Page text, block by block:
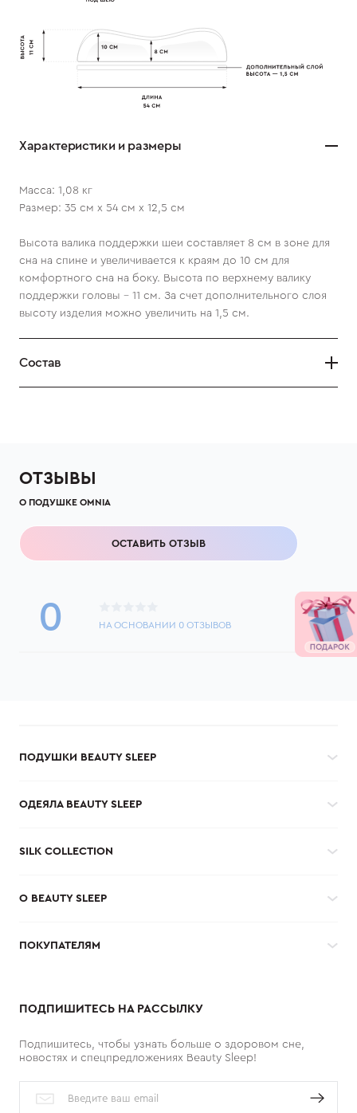
Характеристики и размеры
Масса: 1,08 кг
Размер: 35 см х 54 см х 12,5 см
Высота валика поддержки шеи составляет 8 см в зоне для
сна на спине и увеличивается к краям до 10 см для
комфортного сна на боку. Высота по верхнему валику
поддержки головы - 11 см. За счет дополнительного слоя
высоту изделия можно увеличить на 1,5 см.
Состав
ОТЗЫВЫ
О ПОДУШКЕ OMNIA
ОСТАВИТЬ ОТЗЫВ
0 НА ОСНОВАНИИ 0ОТЗЫВОВ
ПОДУШКИ BEAUTY SLEEP
ОДЕЯЛА BEAUTY SLEEP
SILK COLLECTION
О BEAUTY SLEEP
ПОКУПАТЕЛЯМ
ПОДПИШИТЕСЬ НА РАССЫЛКУ
Подпишитесь, чтобы узнать больше о здоровом сне,
новостях и спецпредложениях Beauty Sleep!